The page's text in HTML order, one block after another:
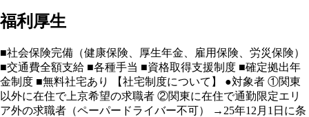
福利厚生
■社会保険完備（健康保険、厚生年金、雇用保険、労災保険）
■交通費全額支給 ■各種手当 ■資格取得支援制度 ■確定拠出年
金制度 ■無料社宅あり 【社宅制度について】 ●対象者 ①関東
以外に在住で上京希望の求職者 ②関東に在住で通勤限定エリ
ア外の求職者（ペーパードライバー不可） →25年12月1日に条